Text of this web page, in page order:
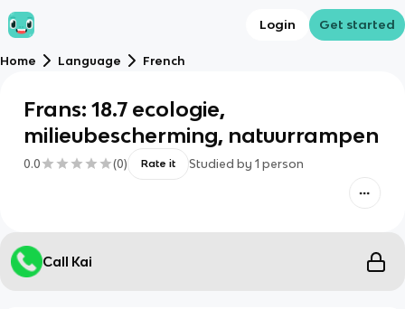
Login Get started
Home Language French
Frans: 18.7 ecologie,
milieubescherming, natuurrampen
0.0 (0) Rate it Studied by 1 person
Call Kai